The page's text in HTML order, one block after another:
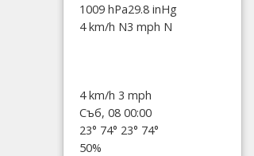
1009 hPa29.8 inHg
4 km/h N3 mph N
4 km/h 3 mph
Съб, 08 00:00
23° 74° 23° 74°
50%